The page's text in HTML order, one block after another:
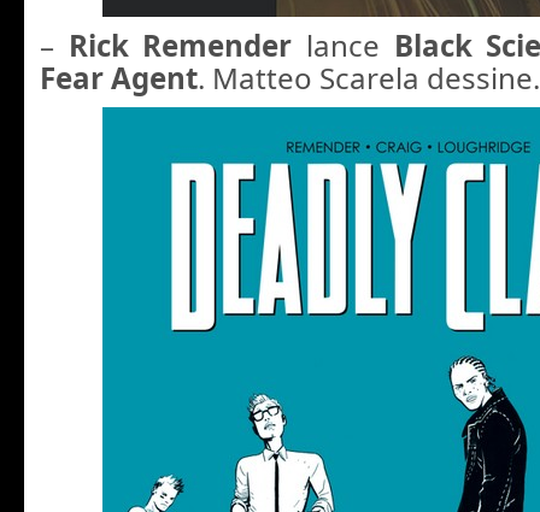
– Rick Remender lance Black
Fear Agent. Matteo Scarela dessine.